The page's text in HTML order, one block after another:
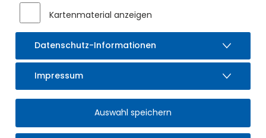
Kartenmaterial anzeigen
Datenschutz-Informationen
Impressum
Auswahl speichern